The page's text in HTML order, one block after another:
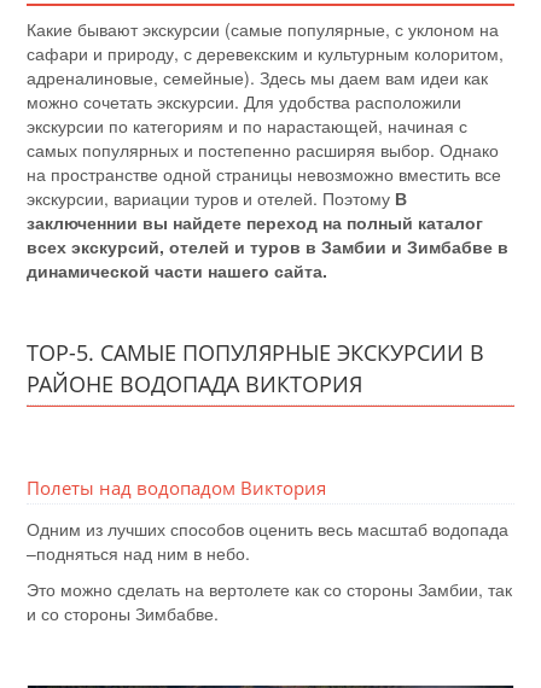
Какие бывают экскурсии (самые популярные, с уклоном на
сафари и природу, с деревекским и культурным колоритом,
адреналиновые, семейные). Здесь мы даем вам идеи как
можно сочетать экскурсии. Для удобства расположили
экскурсии по категориям и по нарастающей, начиная с
самых популярных и постепенно расширяя выбор. Однако
на пространстве одной страницы невозможно вместить все
экскурсии, вариации туров и отелей. Поэтому В
заключеннии вы найдете переход на полный каталог
всех экскурсий, отелей и туров в Замбии и Зимбабве в
динамической части нашего сайта.
ТОР-5. САМЫЕ ПОПУЛЯРНЫЕ ЭКСКУРСИИ В
РАЙОНЕ ВОДОПАДА ВИКТОРИЯ
Полеты над водопадом Виктория
Одним из лучших способов оценить весь масштаб водопада
–подняться над ним в небо.
Это можно сделать на вертолете как со стороны Замбии, так
и со стороны Зимбабве.